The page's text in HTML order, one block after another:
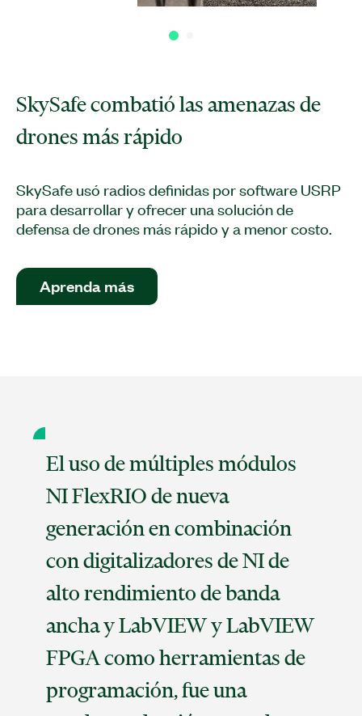
SkySafe combatió las amenazas de
drones más rápido
SkySafe usó radios definidas por software USRP
para desarrollar y ofrecer una solución de
defensa de drones más rápido y a menor costo.
Aprenda más
El uso de múltiples módulos
NI FlexRIO de nueva
generación en combinación
con digitalizadores de NI de
alto rendimiento de banda
ancha y LabVIEW y LabVIEW
FPGA como herramientas de
programación, fue una